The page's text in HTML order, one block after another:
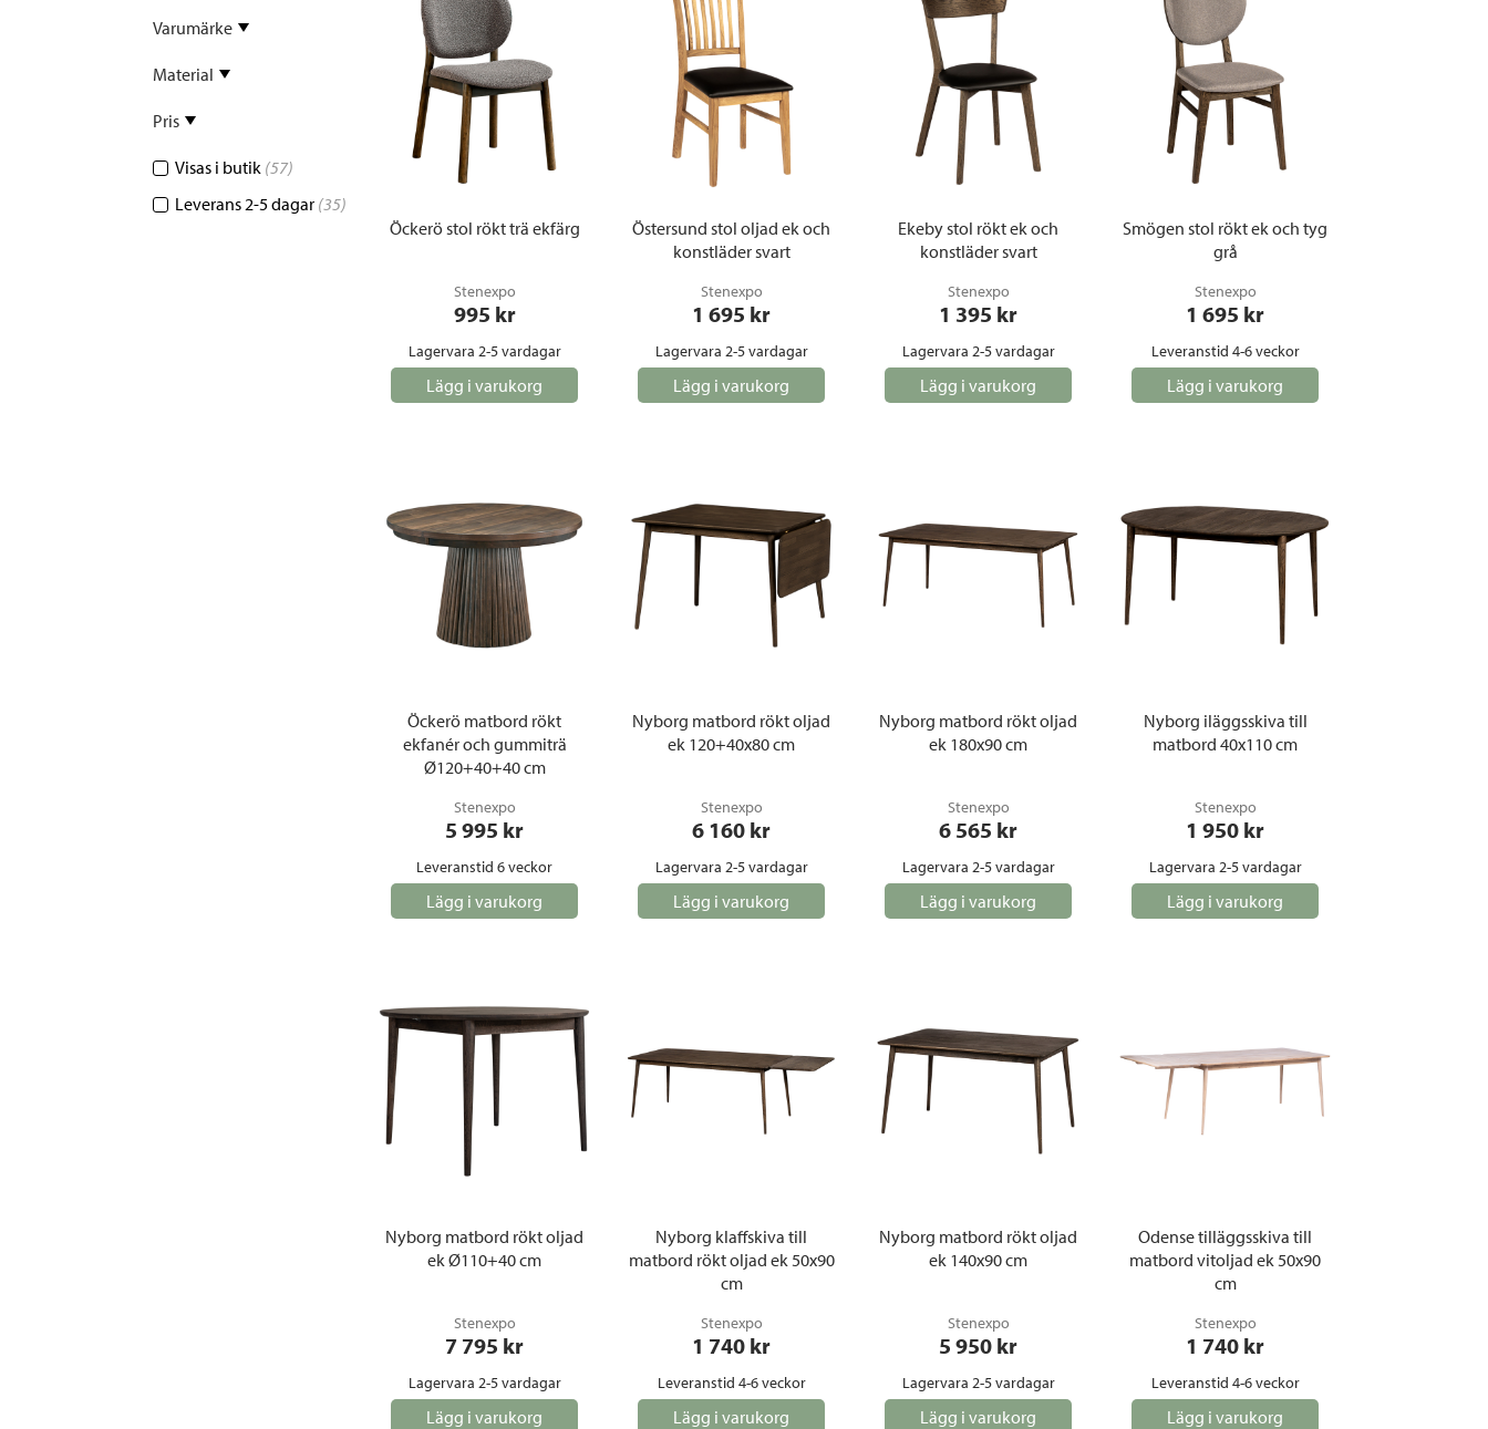
Tygsoffor
Tillbehör till soffa
Tygstolar
Täcken och kuddar
Garderober
Klockor
Kuddar | Plädar
Ljuslyktor | Ljusstakar
Ljus | Doft
Skafferi
Tavlor
Vaser | Krukor
Taklampor
Vägglampor
Utelampor
Loungemöbler
Matgrupper
Möbelskydd
Parasoller
Paviljonger och tält
Soffor och soffgrupper
Stolar
Utefåtöljer
Utekök
Varumärke
Material
Pris
Visas i butik (57)
Leverans 2-5 dagar (35)
Öckerö stol rökt trä ekfärg
Stenexpo
995 kr
Lagervara 2-5 vardagar
Lägg i varukorg
Östersund stol oljad ek och
konstläder svart
Stenexpo
1 695 kr
Lagervara 2-5 vardagar
Lägg i varukorg
Ekeby stol rökt ek och
konstläder svart
Stenexpo
1 395 kr
Lagervara 2-5 vardagar
Lägg i varukorg
Smögen stol rökt ek och tyg
grå
Stenexpo
1 695 kr
Leveranstid 4-6 veckor
Lägg i varukorg
Öckerö matbord rökt
ekfanér och gummiträ
Ø120+40+40 cm
Stenexpo
5 995 kr
Leveranstid 6 veckor
Lägg i varukorg
Nyborg matbord rökt oljad
ek 120+40x80 cm
Stenexpo
6 160 kr
Lagervara 2-5 vardagar
Lägg i varukorg
Nyborg matbord rökt oljad
ek 180x90 cm
Stenexpo
6 565 kr
Lagervara 2-5 vardagar
Lägg i varukorg
Nyborg iläggsskiva till
matbord 40x110 cm
Stenexpo
1 950 kr
Lagervara 2-5 vardagar
Lägg i varukorg
Nyborg matbord rökt oljad
ek Ø110+40 cm
Stenexpo
7 795 kr
Lagervara 2-5 vardagar
Lägg i varukorg
Nyborg klaffskiva till
matbord rökt oljad ek 50x90
cm
Stenexpo
1 740 kr
Leveranstid 4-6 veckor
Lägg i varukorg
Nyborg matbord rökt oljad
ek 140x90 cm
Stenexpo
5 950 kr
Lagervara 2-5 vardagar
Lägg i varukorg
Odense tilläggsskiva till
matbord vitoljad ek 50x90
cm
Stenexpo
1 740 kr
Leveranstid 4-6 veckor
Lägg i varukorg